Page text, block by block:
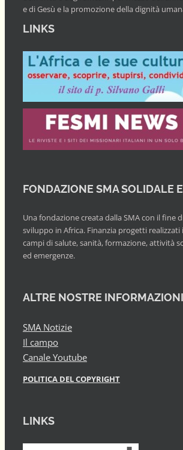
e di Gesù e la promozione della dignità
LINKS
FONDAZIONE SMA SOLIDALE
Una fondazione creata dalla SMA con il fine
sviluppo in Africa. Finanzia progetti realizzati
campi di salute, sanità, formazione, attività
ed emergenze.
ALTRE NOSTRE INFORMAZIONI
SMA Notizie
Il campo
Canale Youtube
POLITICA DEL COPYRIGHT
LINKS